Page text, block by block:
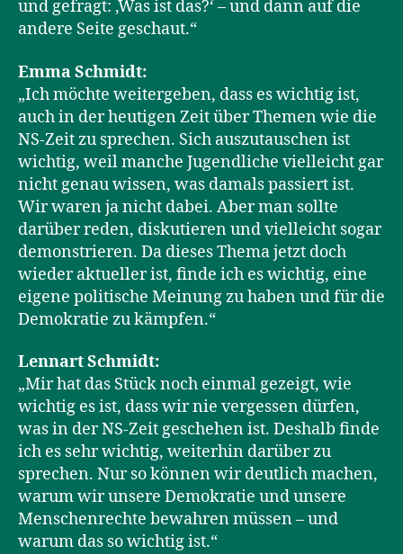
und gefragt: ‚Was ist das?‘ – und dann auf die
andere Seite geschaut.“
Emma Schmidt:
„Ich möchte weitergeben, dass es wichtig ist,
auch in der heutigen Zeit über Themen wie die
NS-Zeit zu sprechen. Sich auszutauschen ist
wichtig, weil manche Jugendliche vielleicht gar
nicht genau wissen, was damals passiert ist.
Wir waren ja nicht dabei. Aber man sollte
darüber reden, diskutieren und vielleicht sogar
demonstrieren. Da dieses Thema jetzt doch
wieder aktueller ist, finde ich es wichtig, eine
eigene politische Meinung zu haben und für die
Demokratie zu kämpfen.“
Lennart Schmidt:
„Mir hat das Stück noch einmal gezeigt, wie
wichtig es ist, dass wir nie vergessen dürfen,
was in der NS-Zeit geschehen ist. Deshalb finde
ich es sehr wichtig, weiterhin darüber zu
sprechen. Nur so können wir deutlich machen,
warum wir unsere Demokratie und unsere
Menschenrechte bewahren müssen – und
warum das so wichtig ist.“